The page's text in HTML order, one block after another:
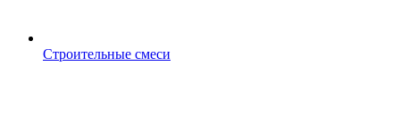
Строительные смеси